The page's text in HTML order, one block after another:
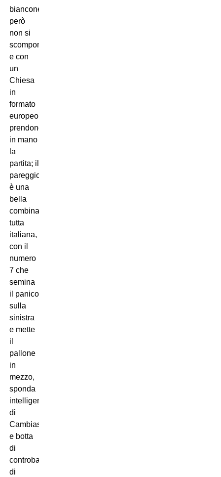
bianconeri
però
non si
scompongono,
e con
un
Chiesa
in
formato
europeo,
prendono
in mano
la
partita; il
pareggio
è una
bella
combinazione
tutta
italiana,
con il
numero
7 che
semina
il panico
sulla
sinistra
e mette
il
pallone
in
mezzo,
sponda
intelligente
di
Cambiaso,
e botta
di
controbatto
di